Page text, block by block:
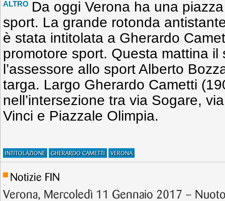
ALTRO Da oggi Verona ha una
sport. La grande rotonda
è stata intitolata a Gherardo
promotore sport. Questa mattina il
l’assessore allo sport Alberto
targa. Largo Gherardo Cametti
nell’intersezione tra via Sogare,
Vinci e Piazzale Olimpia.
INTITOLAZIONE GHERARDO CAMETTI VERONA
Notizie FIN
Verona, Mercoledì 11 Gennaio 2017 –